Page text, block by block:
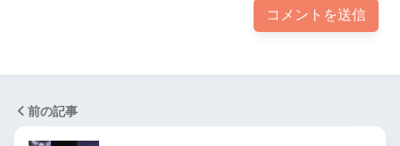
前の記事